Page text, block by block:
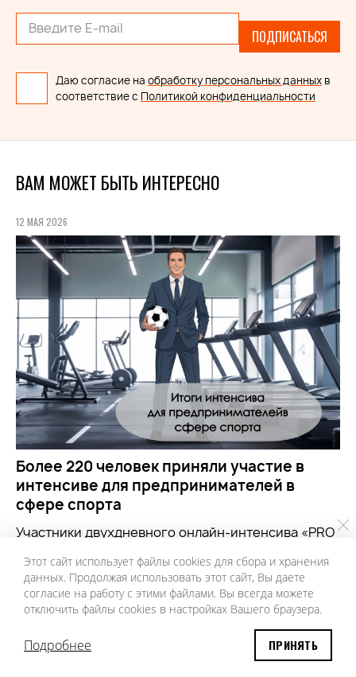
ПОДПИСАТЬСЯ
Даю согласие на обработку персональных данных в
соответствие с Политикой конфиденциальности
ВАМ МОЖЕТ БЫТЬ ИНТЕРЕСНО
12 МАЯ 2026
Более 220 человек приняли участие в
интенсиве для предпринимателей в
сфере спорта
Участники двухдневного онлайн-интенсива «PRO
как сохранить устойчивость бизнеса в
существующих сегодня условиях
15 АПРЕЛЯ 2026
Этот сайт использует файлы cookies для сбора и хранения
данных. Продолжая использовать этот сайт, Вы даете
согласие на работу с этими файлами. Вы всегда можете
отключить файлы cookies в настройках Вашего браузера.
Подробнее ПРИНЯТЬ